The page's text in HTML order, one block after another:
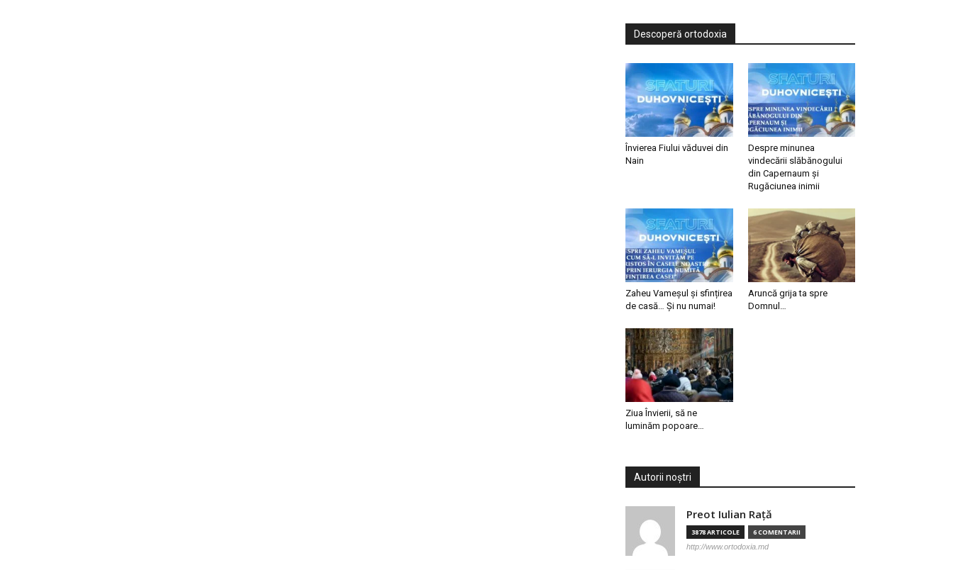
Descoperă ortodoxia
Învierea Fiului văduvei din
Nain
Despre minunea
vindecării slăbănogului
din Capernaum și
Rugăciunea inimii
Zaheu Vameșul și sfințirea
de casă… Și nu numai!
Aruncă grija ta spre
Domnul…
Ziua Învierii, să ne
luminăm popoare…
Autorii noștri
Preot Iulian Raţă
3878 ARTICOLE 6 COMENTARII
http://www.ortodoxia.md